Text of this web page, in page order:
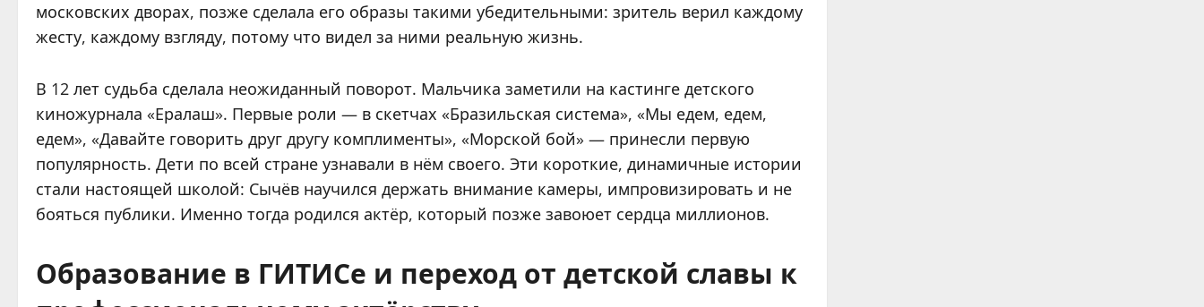
московских дворах, позже сделала его образы такими убедительными: зритель верил каждому
жесту, каждому взгляду, потому что видел за ними реальную жизнь.
В 12 лет судьба сделала неожиданный поворот. Мальчика заметили на кастинге детского
киножурнала «Ералаш». Первые роли — в скетчах «Бразильская система», «Мы едем, едем,
едем», «Давайте говорить друг другу комплименты», «Морской бой» — принесли первую
популярность. Дети по всей стране узнавали в нём своего. Эти короткие, динамичные истории
стали настоящей школой: Сычёв научился держать внимание камеры, импровизировать и не
бояться публики. Именно тогда родился актёр, который позже завоюет сердца миллионов.
Образование в ГИТИСе и переход от детской славы к